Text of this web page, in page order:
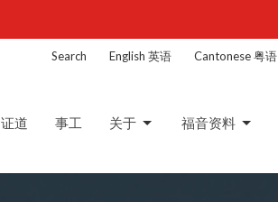
Search English 英语 Cantonese 粤语
证道 事工 关于 福音资料